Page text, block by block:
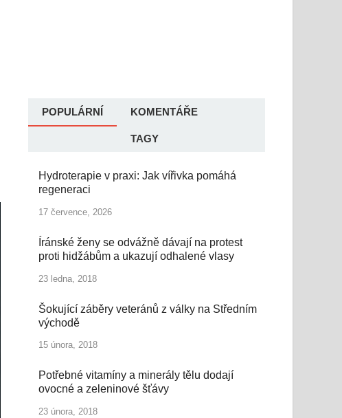
POPULÁRNÍ KOMENTÁŘE
TAGY
Hydroterapie v praxi: Jak vířivka pomáhá
regeneraci
17 července, 2026
Íránské ženy se odvážně dávají na protest
proti hidžábům a ukazují odhalené vlasy
23 ledna, 2018
Šokující záběry veteránů z války na Středním
východě
15 února, 2018
Potřebné vitamíny a minerály tělu dodají
ovocné a zeleninové šťávy
23 února, 2018